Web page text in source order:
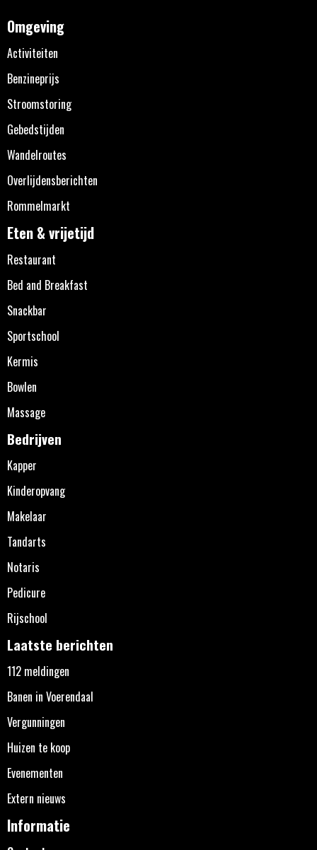
Omgeving
Activiteiten
Benzineprijs
Stroomstoring
Gebedstijden
Wandelroutes
Overlijdensberichten
Rommelmarkt
Eten & vrijetijd
Restaurant
Bed and Breakfast
Snackbar
Sportschool
Kermis
Bowlen
Massage
Bedrijven
Kapper
Kinderopvang
Makelaar
Tandarts
Notaris
Pedicure
Rijschool
Laatste berichten
112 meldingen
Banen in Voerendaal
Vergunningen
Huizen te koop
Evenementen
Extern nieuws
Informatie